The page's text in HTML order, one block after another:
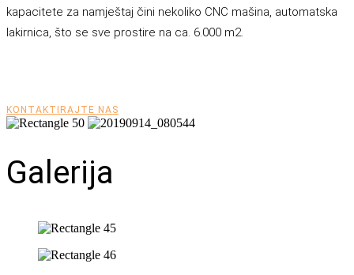
kapacitete za namještaj čini nekoliko CNC mašina, automatska
lakirnica, što se sve prostire na ca. 6.000 m2.
KONTAKTIRAJTE NAS
Galerija